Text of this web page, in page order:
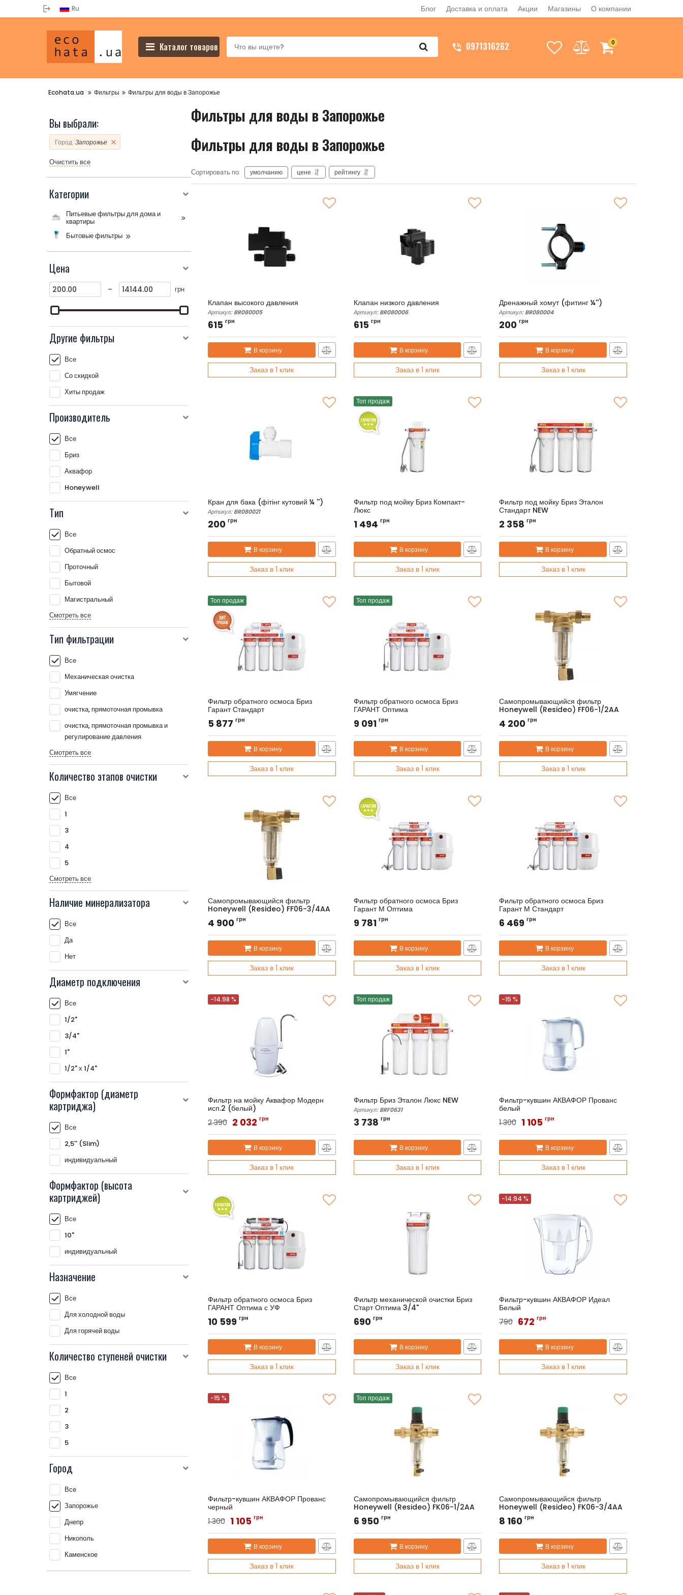
Ru Блог Доставка и оплата Акции Магазины О компании
Каталог товаров 0971316262 0
Ecohata.ua Фильтры Фильтры для воды в Запорожье
Вы выбрали:
Город: Запорожье
Очистить все
Категории
Питьевые фильтры для дома и
квартиры
Бытовые фильтры
Цена
- грн
Другие фильтры
Все
Со скидкой
Хиты продаж
Производитель
Все
Бриз
Аквафор
Honeywell
Тип
Все
Обратный осмос
Проточный
Бытовой
Магистральный
Смотреть все
Тип фильтрации
Все
Механическая очистка
Умягчение
очистка, прямоточная промывка
очистка, прямоточная промывка и
регулирование давления
Смотреть все
Количество этапов очистки
Все
1
3
4
5
Смотреть все
Наличие минерализатора
Все
Да
Нет
Диаметр подключения
Все
1/2"
3/4"
1"
1/2" х 1/4"
Формфактор (диаметр
картриджа)
Все
2,5'' (Slim)
индивидуальный
Формфактор (высота
картриджей)
Все
10"
индивидуальный
Назначение
Все
Для холодной воды
Для горячей воды
Количество ступеней очистки
Все
1
2
3
5
Город
Все
Запорожье
Днепр
Никополь
Каменское
Фильтры для воды в Запорожье
Фильтры для воды в Запорожье
Сортировать по: умолчанию цене рейтингу
Клапан высокого давления
Артикул:BR080005
615 грн
В корзину
Заказ в 1 клик
Клапан низкого давления
Артикул:BR080006
615 грн
В корзину
Заказ в 1 клик
Дренажный хомут (фитинг ¼'')
Артикул:BR080004
200грн
В корзину
Заказ в 1 клик
Кран для бака (фітінг кутовий ¼ '')
Артикул:BR080021
200 грн
В корзину
Заказ в 1 клик
Топ продаж
Фильтр под мойку Бриз Компакт-
Люкс
Артикул: BRF0419
1 494 грн
В корзину
Заказ в 1 клик
Фильтр под мойку Бриз Эталон
Стандарт NEW
Артикул: BRF0853
2 358грн
В корзину
Заказ в 1 клик
Топ продаж
Фильтр обратного осмоса Бриз
Гарант Стандарт
Артикул: BRF0396
5 877 грн
В корзину
Заказ в 1 клик
Топ продаж
Фильтр обратного осмоса Бриз
ГАРАНТ Оптима
Артикул:BRF0143
9 091 грн
В корзину
Заказ в 1 клик
Самопромывающийся фильтр
Honeywell (Resideo) FF06-1/2AA
Артикул: FF06-1/2AA
4 200грн
В корзину
Заказ в 1 клик
Самопромывающийся фильтр
Honeywell (Resideo) FF06-3/4AA
Артикул: FF06-3/4AA
4 900 грн
В корзину
Заказ в 1 клик
Фильтр обратного осмоса Бриз
Гарант М Оптима
Артикул:BRF0440
9 781 грн
В корзину
Заказ в 1 клик
Фильтр обратного осмоса Бриз
Гарант М Стандарт
Артикул: BRF0457
6 469грн
В корзину
Заказ в 1 клик
-14.98 %
Фильтр на мойку Аквафор Модерн
исп.2 (белый)
Артикул:Модерн исп.2
2 390 2 032 грн
В корзину
Заказ в 1 клик
Топ продаж
Фильтр Бриз Эталон Люкс NEW
Артикул:BRF0631
3 738 грн
В корзину
Заказ в 1 клик
-15 %
Фильтр-кувшин АКВАФОР Прованс
белый
Артикул: Прованс
1 300 1 105грн
В корзину
Заказ в 1 клик
Фильтр обратного осмоса Бриз
ГАРАНТ Оптима с УФ
Артикул:BRF0624
10 599 грн
В корзину
Заказ в 1 клик
Фильтр механической очистки Бриз
Старт Оптима 3/4"
Артикул:BRF0181
690 грн
В корзину
Заказ в 1 клик
-14.94 %
Фильтр-кувшин АКВАФОР Идеал
Белый
Артикул:АКВАФОР Ідеал
790 672грн
В корзину
Заказ в 1 клик
-15 %
Фильтр-кувшин АКВАФОР Прованс
черный
Артикул: Прованс
1 300 1 105 грн
В корзину
Заказ в 1 клик
Топ продаж
Самопромывающийся фильтр
Honeywell (Resideo) FK06-1/2AA
Артикул: FK06-1/2AA
6 950 грн
В корзину
Заказ в 1 клик
Самопромывающийся фильтр
Honeywell (Resideo) FK06-3/4AA
Артикул:FK06-3/4AA
8 160грн
В корзину
Заказ в 1 клик